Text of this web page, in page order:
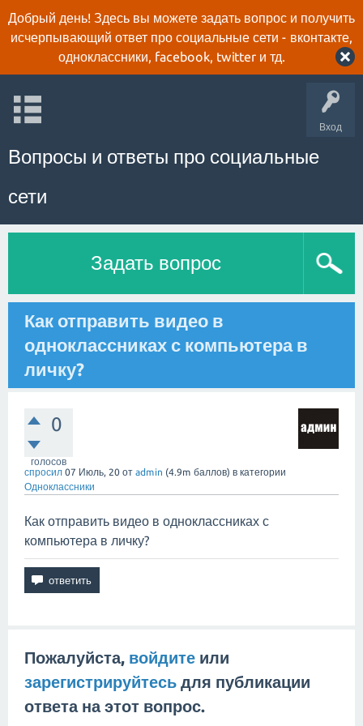
Добрый день! Здесь вы можете задать вопрос и получить
исчерпывающий ответ про социальные сети - вконтакте,
одноклассники, facebook, twitter и тд.
Вход
Вопросы и ответы про социальные
сети
Задать вопрос
Как отправить видео в
одноклассниках с компьютера в
личку?
0
голосов
спросил 07 Июль, 20 от admin (4.9m баллов) в категории
Одноклассники
Как отправить видео в одноклассниках с
компьютера в личку?
Пожалуйста, войдите или
зарегистрируйтесь для публикации
ответа на этот вопрос.